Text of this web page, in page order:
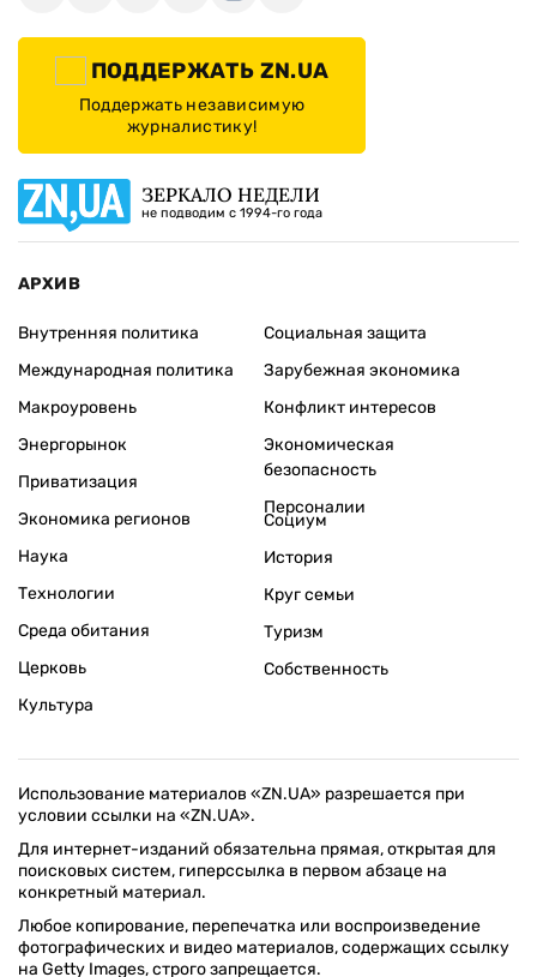
ПОДДЕРЖАТЬ ZN.UA
Поддержать независимую
журналистику!
ЗЕРКАЛО НЕДЕЛИ
не подводим с 1994-го года
АРХИВ
Внутренняя политика
Международная политика
Макроуровень
Энергорынок
Приватизация
Экономика регионов
Социальная защита
Зарубежная экономика
Конфликт интересов
Экономическая
безопасность
Персоналии
Наука
Технологии
Среда обитания
Церковь
Культура
Социум
История
Круг семьи
Туризм
Собственность
Использование материалов «ZN.UA» разрешается при
условии ссылки на «ZN.UA».
Для интернет-изданий обязательна прямая, открытая для
поисковых систем, гиперссылка в первом абзаце на
конкретный материал.
Любое копирование, перепечатка или воспроизведение
фотографических и видео материалов, содержащих ссылку
на Getty Images, строго запрещается.